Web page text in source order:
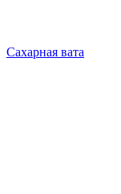
Сахарная вата